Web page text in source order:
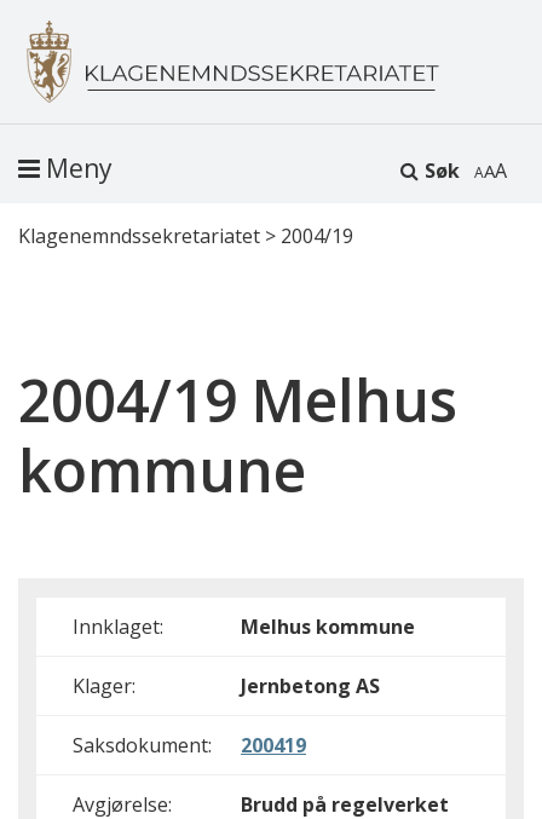
Søk A
Meny
Klagenemndssekretariatet > 2004/19
2004/19 Melhus
kommune
Innklaget: Melhus kommune
Klager: Jernbetong AS
Saksdokument: 200419
Avgjørelse: Brudd på regelverket